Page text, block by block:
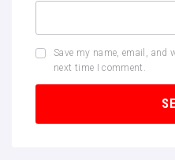
Save my name, email, and
next time I comment.